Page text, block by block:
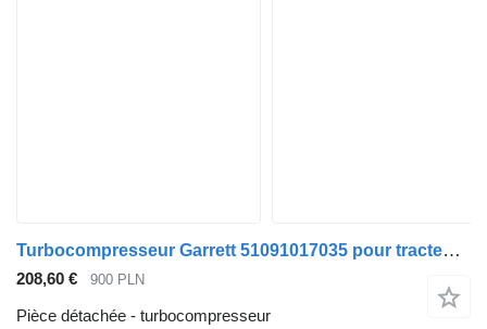
Turbocompresseur Garrett 51091017035 pour tracteur routier MAN TGX
208,60 € 900 PLN
Pièce détachée - turbocompresseur